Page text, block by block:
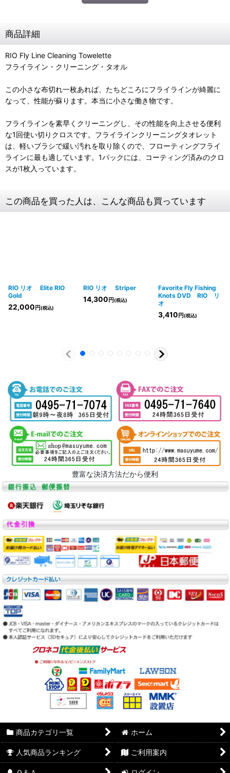
商品詳細
RIO Fly Line Cleaning Towelette
フライライン・クリーニング・タオル
この小さな布切れ一枚あれば、たちどころにフライラインが綺麗に
なって、性能が蘇ります。本当に小さな働き物です。
フライラインを素早くクリーニングし、その性能を向上させる便利
な1回使い切りクロスです。フライラインクリーニングタオレット
は、軽いブラシで緩い汚れを取り除くので、フローティングフライ
ラインに最も適しています。1パックには、コーティング済みのクロ
スが1枚入っています。
この商品を買った人は、こんな商品も買っています
RIO リオ Elite RIO
Gold
22,000 円(税込)
RIO リオ Striper
14,300 円(税込)
Favorite Fly Fishing
Knots DVD RIO リ
オ
3,410 円(税込)
豊富な決済方法だから便利
商品カテゴリ一覧 ホーム
人気商品ランキング ご利用案内